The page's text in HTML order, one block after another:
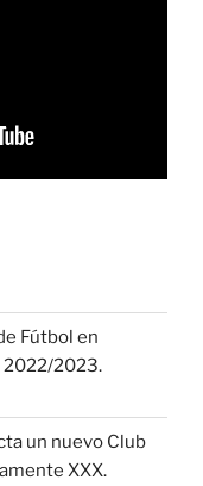
Fútbol en
2022/2023.
un nuevo Club
XXX.